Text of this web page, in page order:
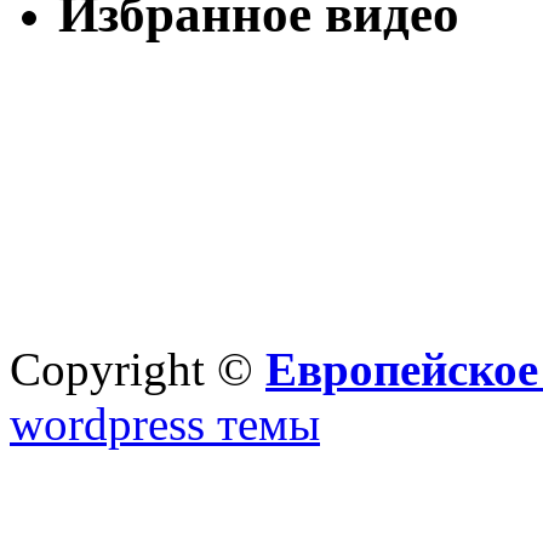
Избранное видео
Copyright ©
wordpress темы